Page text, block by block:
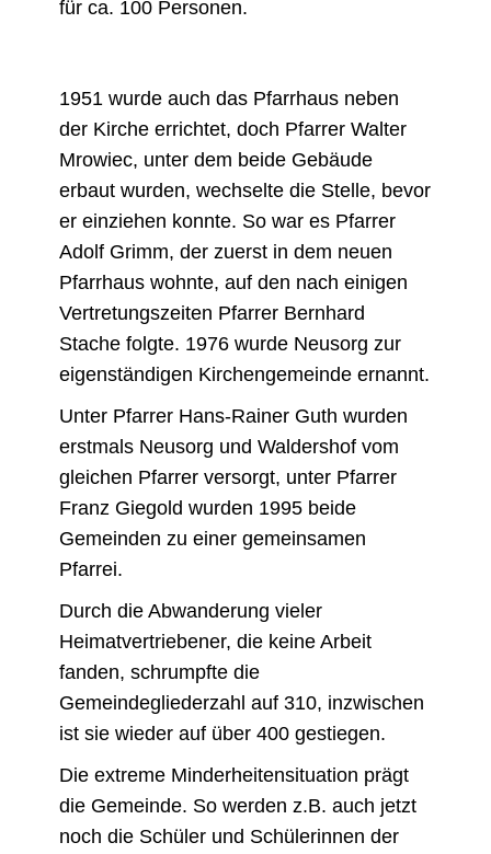
für ca. 100 Personen.
1951 wurde auch das Pfarrhaus neben
der Kirche errichtet, doch Pfarrer Walter
Mrowiec, unter dem beide Gebäude
erbaut wurden, wechselte die Stelle, bevor
er einziehen konnte. So war es Pfarrer
Adolf Grimm, der zuerst in dem neuen
Pfarrhaus wohnte, auf den nach einigen
Vertretungszeiten Pfarrer Bernhard
Stache folgte. 1976 wurde Neusorg zur
eigenständigen Kirchengemeinde ernannt.
Unter Pfarrer Hans-Rainer Guth wurden
erstmals Neusorg und Waldershof vom
gleichen Pfarrer versorgt, unter Pfarrer
Franz Giegold wurden 1995 beide
Gemeinden zu einer gemeinsamen
Pfarrei.
Durch die Abwanderung vieler
Heimatvertriebener, die keine Arbeit
fanden, schrumpfte die
Gemeindegliederzahl auf 310, inzwischen
ist sie wieder auf über 400 gestiegen.
Die extreme Minderheitensituation prägt
die Gemeinde. So werden z.B. auch jetzt
noch die Schüler und Schülerinnen der